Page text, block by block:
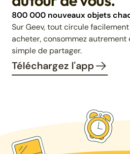
800 000 nouveaux objets
Sur Geev, tout circule
acheter, consommez
simple de partager.
Téléchargez l'app